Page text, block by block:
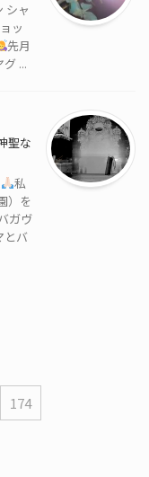
シャ
ッ
先月
...
聖な
私
）を
ガヴ
とバ
174